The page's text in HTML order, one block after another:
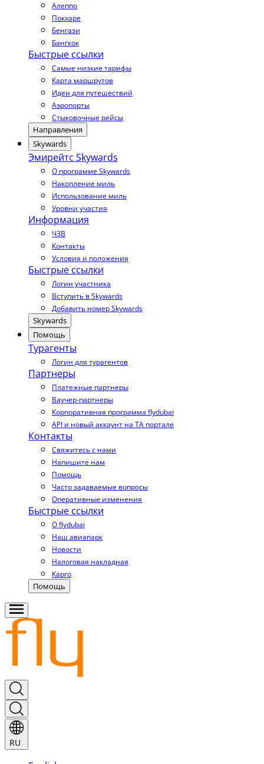
Алеппо
Покхаре
Бенгази
Бангкок
Быстрые ссылки
Самые низкие тарифы
Карта маршрутов
Идеи для путешествий
Аэропорты
Стыковочные рейсы
Направления
Skywards
Эмирейтс Skywards
О программе Skywards
Накопление миль
Использование миль
Уровни участия
Информация
ЧЗВ
Контакты
Условия и положения
Быстрые ссылки
Логин участника
Вступить в Skywards
Добавить номер Skywards
Skywards
Помощь
Турагенты
Логин для турагентов
Партнеры
Платежные партнеры
Ваучер-партнеры
Корпоративная программа flydubai
API и новый аккаунт на TA портале
Контакты
Свяжитесь с нами
Напишите нам
Помощь
Часто задаваемые вопросы
Оперативные изменения
Быстрые ссылки
О flydubai
Наш авиапарк
Новости
Налоговая накладная
Карго
Помощь
RU